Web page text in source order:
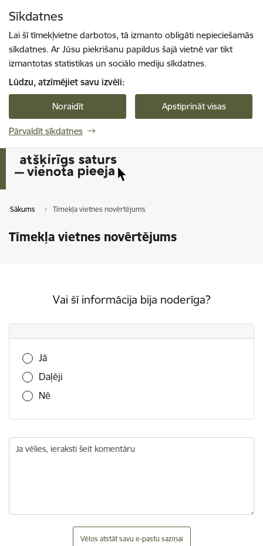
Sīkdatnes
Lai šī tīmekļvietne darbotos, tā izmanto obligāti nepieciešamās
sīkdatnes. Ar Jūsu piekrišanu papildus šajā vietnē var tikt
izmantotas statistikas un sociālo mediju sīkdatnes.
Lūdzu, atzīmējiet savu izvēli:
Noraidīt Apstiprināt visas
Pārvaldīt sīkdatnes
Sākums Tīmekļa vietnes novērtējums
Tīmekļa vietnes novērtējums
Vai šī informācija bija noderīga?
Vai šī informācija bija noderīga?
Jā
Daļēji
Nē
Ja vēlies, ieraksti šeit komentāru
Vēlos atstāt savu e-pastu saziņai